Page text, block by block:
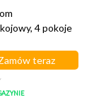
4 pokoje
teraz